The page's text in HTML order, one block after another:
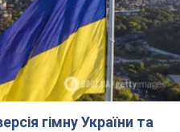
гімну України та